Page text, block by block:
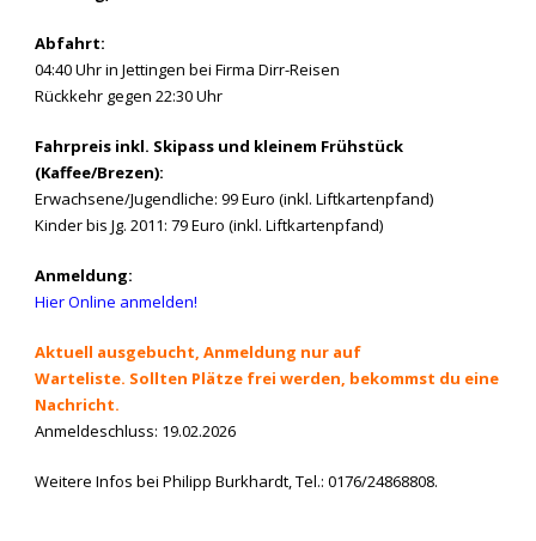
Abfahrt:
04:40 Uhr in Jettingen bei Firma Dirr-Reisen
Rückkehr gegen 22:30 Uhr
Fahrpreis inkl. Skipass und kleinem Frühstück
(Kaffee/Brezen):
Erwachsene/Jugendliche: 99 Euro (inkl. Liftkartenpfand)
Kinder bis Jg. 2011: 79 Euro (inkl. Liftkartenpfand)
Anmeldung:
Hier Online anmelden!
Aktuell ausgebucht, Anmeldung nur auf
Warteliste. Sollten Plätze frei werden, bekommst du eine
Nachricht.
Anmeldeschluss: 19.02.2026
Weitere Infos bei Philipp Burkhardt, Tel.: 0176/24868808.